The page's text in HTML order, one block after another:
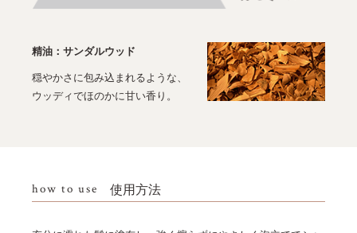
精油：サンダルウッド
穏やかさに包み込まれるような、
ウッディでほのかに甘い香り。
how to use 使用方法